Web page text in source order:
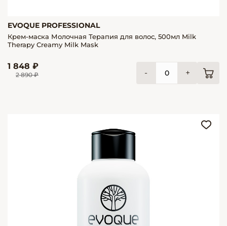
EVOQUE PROFESSIONAL
Крем-маска Молочная Терапия для волос, 500мл Milk
Therapy Creamy Milk Mask
1 848 ₽
2 890 ₽ - +